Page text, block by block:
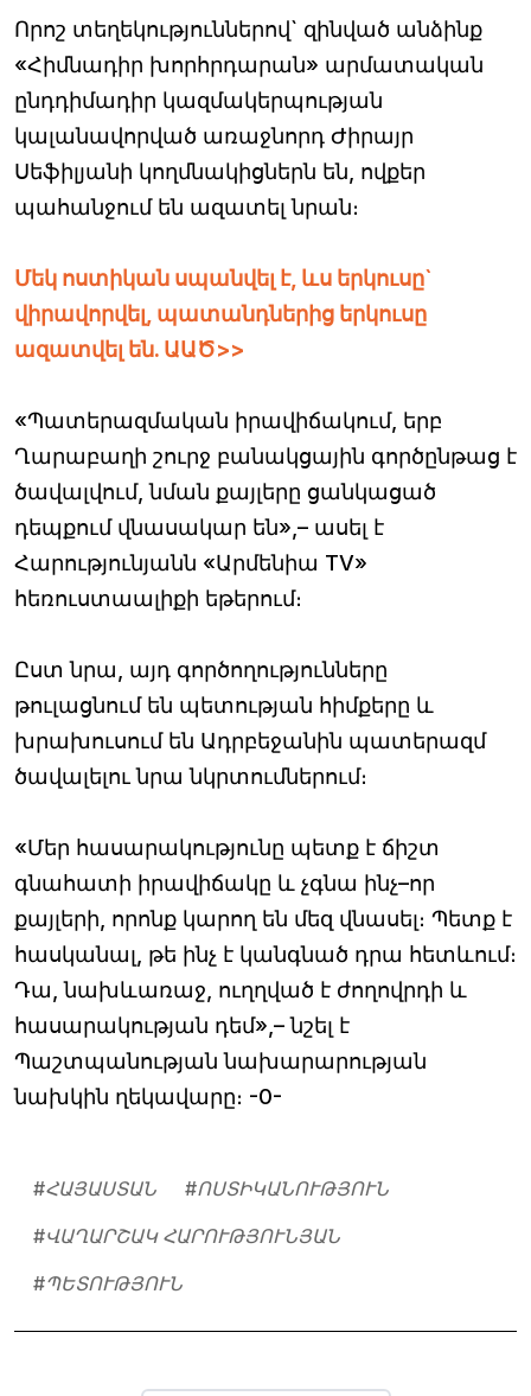
Որոշ տեղեկություններով` զինված անձինք
«Հիմնադիր խորհրդարան» արմատական
ընդդիմադիր կազմակերպության
կալանավորված առաջնորդ Ժիրայր
Սեֆիլյանի կողմնակիցներն են, ովքեր
պահանջում են ազատել նրան։
Մեկ ոստիկան սպանվել է, ևս երկուսը`
վիրավորվել, պատանդներից երկուսը
ազատվել են. ԱԱԾ>>
«Պատերազմական իրավիճակում, երբ
Ղարաբաղի շուրջ բանակցային գործընթաց է
ծավալվում, նման քայլերը ցանկացած
դեպքում վնասակար են»,– ասել է
Հարությունյանն «Արմենիա TV»
հեռուստաալիքի եթերում։
Ըստ նրա, այդ գործողությունները
թուլացնում են պետության հիմքերը և
խրախուսում են Ադրբեջանին պատերազմ
ծավալելու նրա նկրտումներում։
«Մեր հասարակությունը պետք է ճիշտ
գնահատի իրավիճակը և չգնա ինչ–որ
քայլերի, որոնք կարող են մեզ վնասել։ Պետք է
հասկանալ, թե ինչ է կանգնած դրա հետևում։
Դա, նախևառաջ, ուղղված է ժողովրդի և
հասարակության դեմ»,– նշել է
Պաշտպանության նախարարության
նախկին ղեկավարը։ -0-
#ՀԱՅԱՍՏԱՆ #ՈՍՏԻԿԱՆՈՒԹՅՈՒՆ
#ՎԱՂԱՐՇԱԿ ՀԱՐՈՒԹՅՈՒՆՅԱՆ
#ՊԵՏՈՒԹՅՈՒՆ